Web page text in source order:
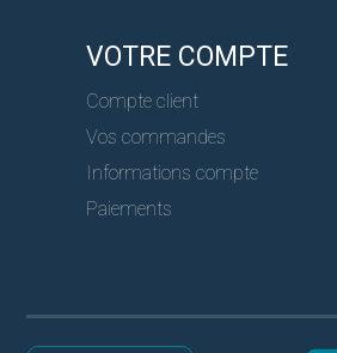
VOTRE COMPTE
Compte client
Vos commandes
Informations compte
Paiements